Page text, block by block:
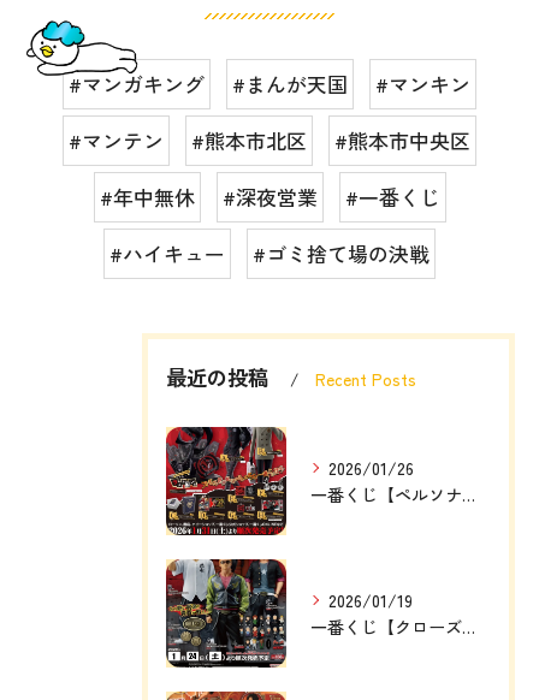
#マンガキング #まんが天国
#マンキン
#マンテン
#熊本市北区
#熊本市中央区
#年中無休
#深夜営業
#一番くじ
#ハイキュー
#ゴミ捨て場の決戦
最近の投稿 Recent Posts
2026/01/26
一番くじ【ペルソナ５ザ・ロイヤル】
2026/01/19
一番くじ【クローズ＆WORST ～さすらいの鴉たち～】